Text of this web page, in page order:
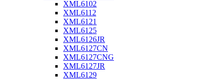
XML6102
XML6112
XML6121
XML6125
XML6126JR
XML6127CN
XML6127CNG
XML6127JR
XML6129